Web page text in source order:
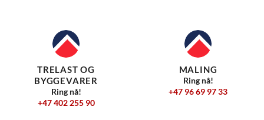
TRELAST OG
BYGGEVARER
Ring nå!
+47 402 255 90
MALING
Ring nå!
+47 96 69 97 33